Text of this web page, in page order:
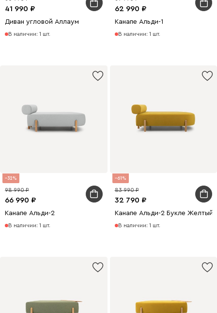
41 990
Диван угловой Аллаум
В наличии: 1 шт.
62 990
Канапе Альди-1
В наличии: 1 шт.
32
66 990
98 990
Канапе Альди-2
В наличии: 1 шт.
61
32 790
83 990
Канапе Альди-2 Букле Желтый
В наличии: 1 шт.